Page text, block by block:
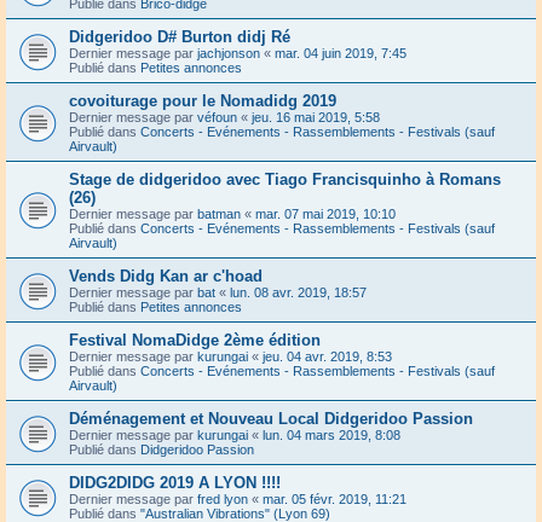
Publié dans Brico-didge
Didgeridoo D# Burton didj Ré
Dernier message par jachjonson « mar. 04 juin 2019, 7:45
Publié dans Petites annonces
covoiturage pour le Nomadidg 2019
Dernier message par véfoun « jeu. 16 mai 2019, 5:58
Publié dans Concerts - Evénements - Rassemblements - Festivals (sauf
Airvault)
Stage de didgeridoo avec Tiago Francisquinho à Romans
(26)
Dernier message par batman « mar. 07 mai 2019, 10:10
Publié dans Concerts - Evénements - Rassemblements - Festivals (sauf
Airvault)
Vends Didg Kan ar c'hoad
Dernier message par bat « lun. 08 avr. 2019, 18:57
Publié dans Petites annonces
Festival NomaDidge 2ème édition
Dernier message par kurungai « jeu. 04 avr. 2019, 8:53
Publié dans Concerts - Evénements - Rassemblements - Festivals (sauf
Airvault)
Déménagement et Nouveau Local Didgeridoo Passion
Dernier message par kurungai « lun. 04 mars 2019, 8:08
Publié dans Didgeridoo Passion
DIDG2DIDG 2019 A LYON !!!!
Dernier message par fred lyon « mar. 05 févr. 2019, 11:21
Publié dans "Australian Vibrations" (Lyon 69)